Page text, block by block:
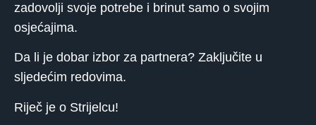
zadovolji svoje potrebe i brinut samo o svojim
osjećajima.
Da li je dobar izbor za partnera? Zaključite u
sljedećim redovima.
Riječ je o Strijelcu!